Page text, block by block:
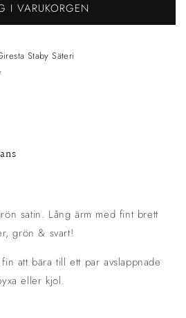
I VARUKORGEN
Staby Säteri
satin. Lång ärm med fint brett
grön & svart!
att bära till ett par avslappnade
eller kjol.